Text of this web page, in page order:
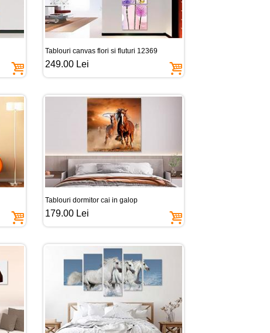
Tablouri canvas flori si fluturi 12369
249.00 Lei
Tablouri dormitor cai in galop
179.00 Lei